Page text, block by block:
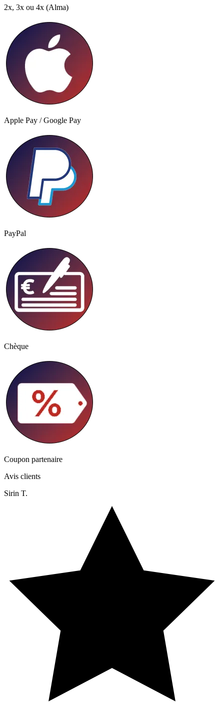
2x, 3x ou 4x (Alma)
Apple Pay / Google Pay
PayPal
Chèque
Coupon partenaire
Avis clients
Sirin T.